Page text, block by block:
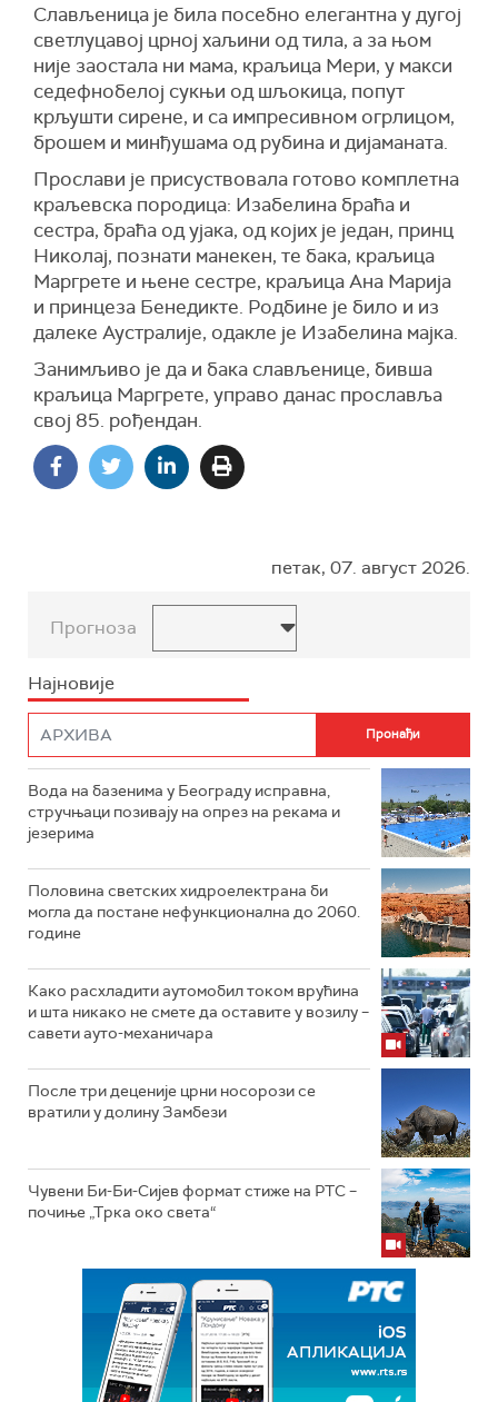
Слављеница је била посебно елегантна у дугој
светлуцавој црној хаљини од тила, а за њом
није заостала ни мама, краљица Мери, у макси
седефнобелој сукњи од шљокица, попут
крљушти сирене, и са импресивном огрлицом,
брошем и минђушама од рубина и дијаманата.
Прослави је присуствовала готово комплетна
краљевска породица: Изабелина браћа и
сестра, браћа од ујака, од којих је један, принц
Николај, познати манекен, те бака, краљица
Маргрете и њене сестре, краљица Ана Марија
и принцеза Бенедикте. Родбине је било и из
далеке Аустралије, одакле је Изабелина мајка.
Занимљиво је да и бака слављенице, бивша
краљица Маргрете, управо данас прославља
свој 85. рођендан.
петак, 07. август 2026.
Прогноза
Најновије
Вода на базенима у Београду исправна,
стручњаци позивају на опрез на рекама и
језерима
Половина светских хидроелектрана би
могла да постане нефункционална до 2060.
године
Како расхладити аутомобил током врућина
и шта никако не смете да оставите у возилу –
савети ауто-механичара
После три деценије црни носорози се
вратили у долину Замбези
Чувени Би-Би-Сијев формат стиже на РТС –
почиње „Трка око света“